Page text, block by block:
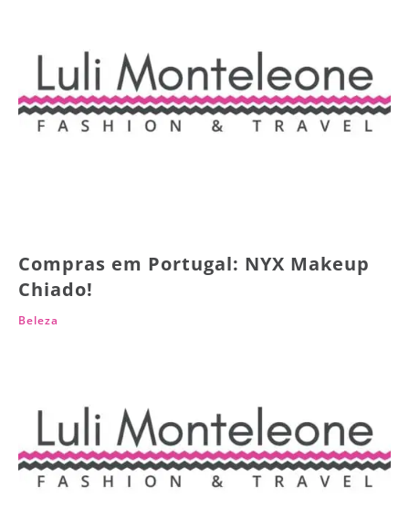
Compras em Portugal: NYX Makeup
Chiado!
Beleza